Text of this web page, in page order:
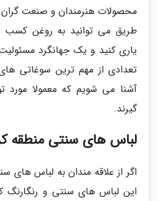
محصولات هنرمندان و صنعت
طریق می توانید به روغن کسب
یاری کنید و یک جهانگرد
تعدادی از مهم ترین سوغاتی
آشنا می شویم که معمولا مورد
گیرند.
لباس های سنتی منطقه
اگر از علاقه مندان به لباس های
این لباس های سنتی و